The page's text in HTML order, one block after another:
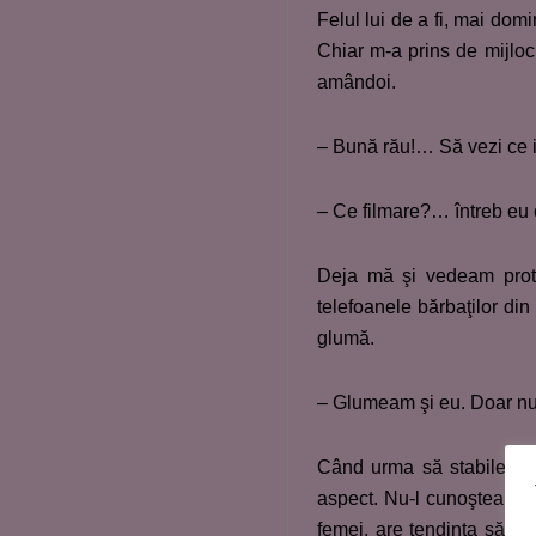
Felul lui de a fi, mai
Chiar m-a prins de
amândoi.
– Bună rău!… Să vezi ce
– Ce filmare?… întreb eu
Deja mă şi vedeam
telefoanele bărbaţilor
glumă.
– Glumeam şi eu. Doar
Când urma să stabilesc
aspect. Nu-l cunoşteam
femei, are tendinţa să-şi